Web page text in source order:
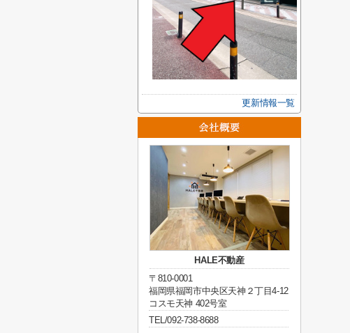
更新情報一覧
HALE不動産
〒810-0001
福岡県福岡市中央区天神２丁目4-12
コスモ天神 402号室
TEL/092-738-8688